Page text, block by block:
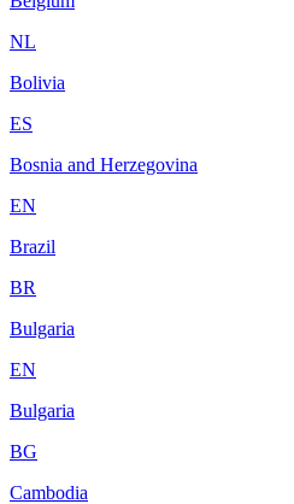
NL
Bolivia
ES
Bosnia and Herzegovina
EN
Brazil
BR
Bulgaria
EN
Bulgaria
BG
Cambodia